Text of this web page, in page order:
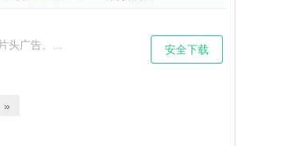
头广告、...
安全下载
»